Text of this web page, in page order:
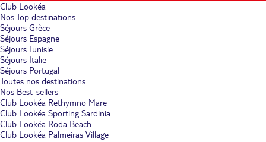
Club Lookéa
Nos Top destinations
Séjours Grèce
Séjours Espagne
Séjours Tunisie
Séjours Italie
Séjours Portugal
Toutes nos destinations
Nos Best-sellers
Club Lookéa Rethymno Mare
Club Lookéa Sporting Sardinia
Club Lookéa Roda Beach
Club Lookéa Palmeiras Village